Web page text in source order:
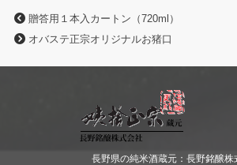
贈答用１本入カートン（720ml）
オバステ正宗オリジナルお猪口
長野県の純米酒蔵元：長野銘醸株